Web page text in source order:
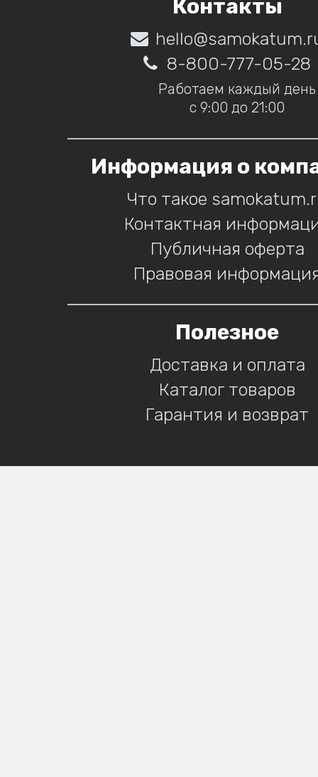
Контакты
8-800-777-05-28
Работаем каждый день
с 9:00 до 21:00
Информация о
Что такое
Контактная
Публичная оферта
Правовая
Полезное
Доставка и оплата
Каталог товаров
Гарантия и возврат